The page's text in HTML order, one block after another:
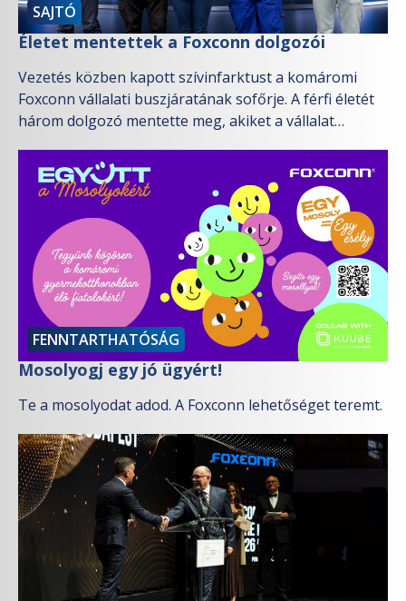
SAJTÓ
Életet mentettek a Foxconn dolgozói
Vezetés közben kapott szívinfarktust a komáromi
Foxconn vállalati buszjáratának sofőrje. A férfi életét
három dolgozó mentette meg, akiket a vállalat
FENNTARTHATÓSÁG
Mosolyogj egy jó ügyért!
Te a mosolyodat adod. A Foxconn lehetőséget teremt.